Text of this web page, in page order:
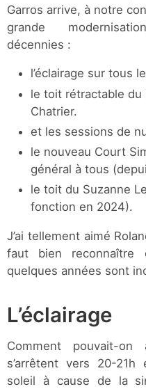
Garros arrive, à notre
grande
décennies :
l’éclairage sur tous
le toit rétractable du
Chatrier.
et les sessions de
le nouveau Court
général à tous
le toit du Suzanne
fonction en 2024).
J’ai tellement aimé
faut bien reconnaître
quelques années sont
L’éclairage
Comment pouvait-
s’arrêtent vers 20-
soleil à cause de la